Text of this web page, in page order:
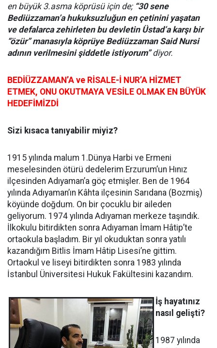
en büyük 3.asma köprüsü için de; “30 sene
Bediüzzaman’a hukuksuzluğun en çetinini yaşatan
ve defalarca zehirleten bu devletin Üstad’a karşı bir
“özür” manasıyla köprüye Bediüzzaman Said Nursi
adının verilmesini şiddetle istiyorum”diyor.
BEDİÜZZAMAN’A ve RİSALE-İ NUR’A HİZMET
ETMEK, ONU OKUTMAYA VESİLE OLMAK EN BÜYÜK
HEDEFİMİZDİ
Sizi kısaca tanıyabilir miyiz?
1915 yılında malum 1.Dünya Harbi ve Ermeni
meselesinden ötürü dedelerim Erzurum’un Hınız
ilçesinden Adıyaman’a göç etmişler. Ben de 1964
yılında Adıyaman’ın Kâhta ilçesinin Sarıdana (Bozmiş)
köyünde doğdum. On bir çocuklu bir aileden
geliyorum. 1974 yılında Adıyaman merkeze taşındık.
İlkokulu bitirdikten sonra Adıyaman İmam Hâtip’te
ortaokula başladım. Bir yıl okuduktan sonra yatılı
kazandığım Bitlis İmam Hâtip Lisesi’ne gittim.
Ortaokul ve liseyi bitirdikten sonra 1983 yılında
İstanbul Üniversitesi Hukuk Fakültesini kazandım.
İş hayatınız
nasıl gelişti?
1987 yılında